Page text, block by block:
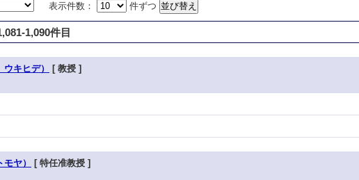
表示件数： 件ずつ
1,090件目
キヒデ） [ 教授 ]
ヤ） [ 特任准教授 ]